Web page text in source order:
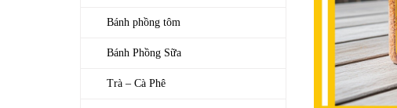
Bánh phồng tôm
Bánh Phồng Sữa
Trà – Cà Phê